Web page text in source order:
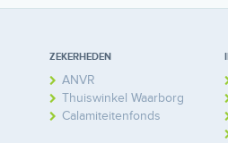
ZEKERHEDEN
ANVR
Thuiswinkel Waarborg
Calamiteitenfonds